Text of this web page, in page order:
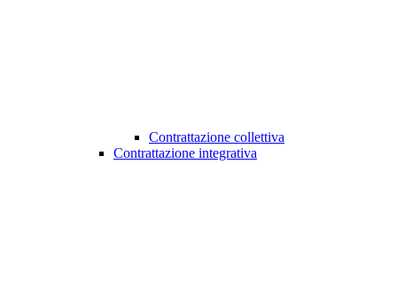
Contrattazione collettiva
Contrattazione integrativa